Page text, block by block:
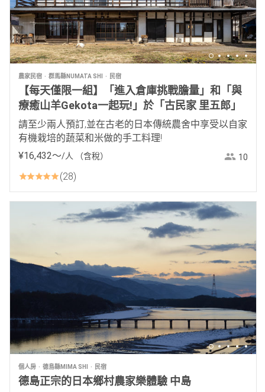
農家民宿 群馬縣NUMATA SHI 民宿
【每天僅限一組】「進入倉庫挑戰膽量」和「與
療癒山羊Gekota一起玩!」於「古民家 里五郎」
請至少兩人預訂,並在古老的日本傳統農舍中享受以自家
有機栽培的蔬菜和米做的手工料理!
¥16,432〜/人 （含稅） 10
28
個人房 德島縣MIMA SHI 民宿
德島正宗的日本鄉村農家樂體驗 中島